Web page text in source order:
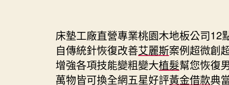
床墊工廠直營專業桃園木地板公司12
自傳統針恢復改善艾麗斯案例超微創
增強各項技能變粗變大植髮幫您恢復
萬物皆可換全網五星好評黃金借款典